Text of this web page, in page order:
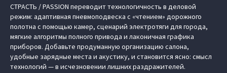
СТРАСТЬ / PASSION переводит технологичность в деловой
режим: адаптивная пневмоподвеска с «чтением» дорожного
полотна с помощью камер, сценарий электротяги для города,
мягкие алгоритмы полного привода и лаконичная графика
приборов. Добавьте продуманную организацию салона,
удобные зарядные места и акустику, и становится ясно: смысл
технологий — в исчезновении лишних раздражителей.